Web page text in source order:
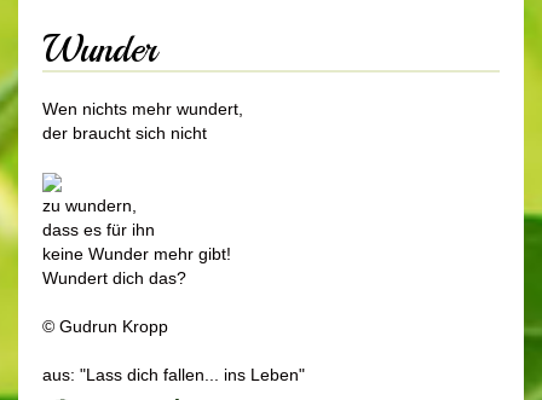
Wunder
Wen nichts mehr wundert,
der braucht sich nicht
zu wundern,
dass es für ihn
keine Wunder mehr gibt!
Wundert dich das?
© Gudrun Kropp
aus: "Lass dich fallen... ins Leben"